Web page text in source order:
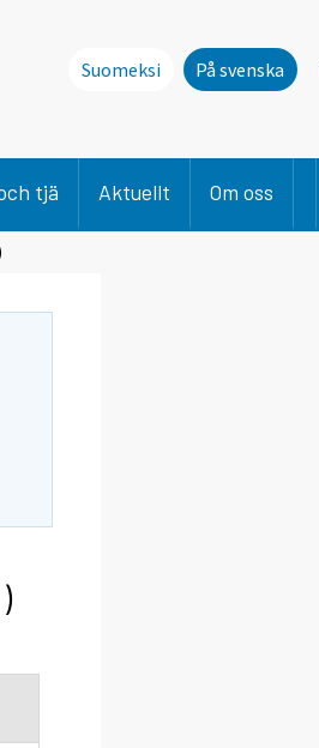
Suomeksi På svenska
tjä Aktuellt Om oss